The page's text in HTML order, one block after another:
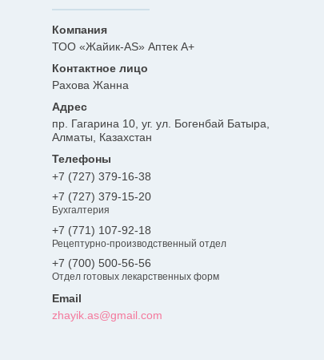
ТОО «Жайик-AS» Аптек А+
Рахова Жанна
пр. Гагарина 10, уг. ул. Богенбай Батыра,
Алматы, Казахстан
+7 (727) 379-16-38
+7 (727) 379-15-20
Бухгалтерия
+7 (771) 107-92-18
Рецептурно-производственный отдел
+7 (700) 500-56-56
Отдел готовых лекарственных форм
zhayik.as@gmail.com